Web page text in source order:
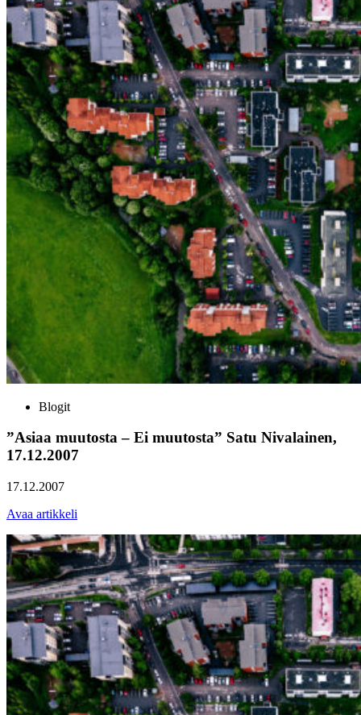
Blogit
”Asiaa muutosta – Ei muutosta” Satu Nivalainen,
17.12.2007
17.12.2007
Avaa artikkeli